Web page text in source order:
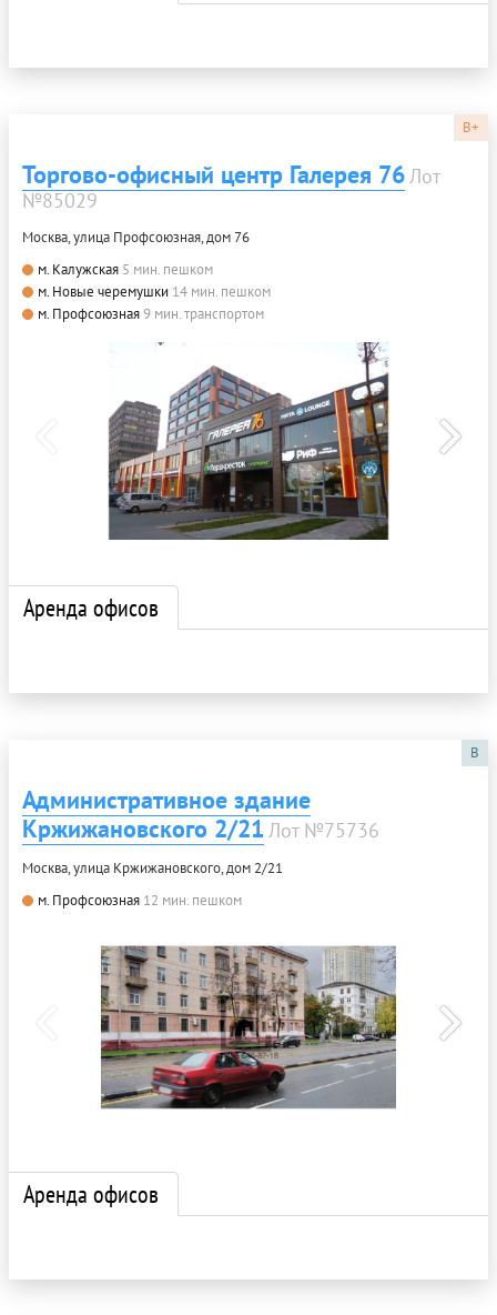
B+
Торгово-офисный центр Галерея 76Лот
№85029
Москва, улица Профсоюзная, дом 76
м. Калужская 5 мин. пешком
м. Новые черемушки 14 мин. пешком
м. Профсоюзная9 мин. транспортом
Аренда офисов
B
Административное здание
Кржижановского 2/21 Лот №75736
Москва, улица Кржижановского, дом 2/21
м. Профсоюзная 12 мин. пешком
Аренда офисов